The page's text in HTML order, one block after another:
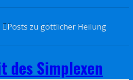
Posts zu göttlicher Heilung
des Simplexen